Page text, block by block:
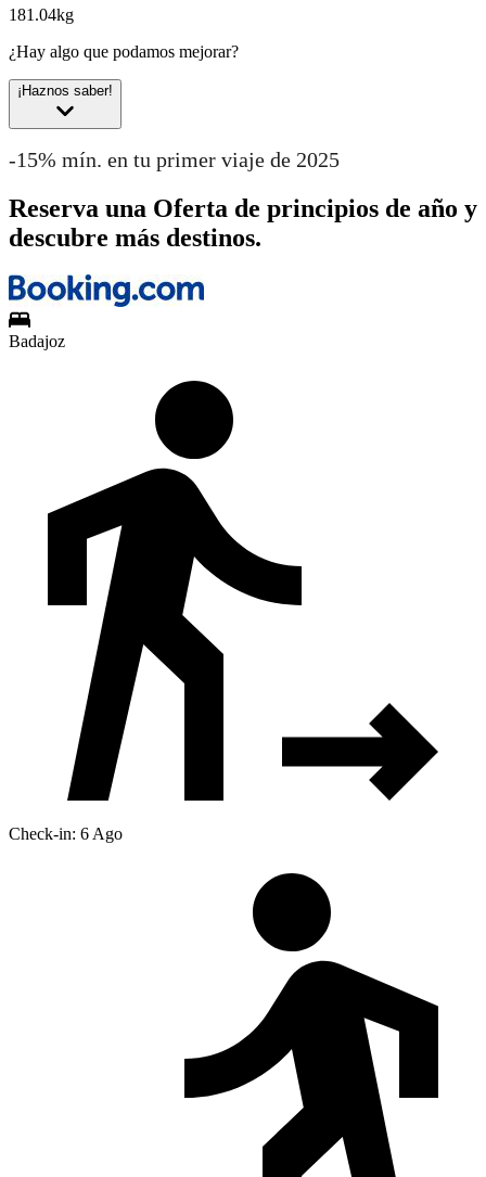
181.04kg
¿Hay algo que podamos mejorar?
¡Haznos saber!
-15% mín. en tu primer viaje de 2025
Reserva una Oferta de principios de año y
descubre más destinos.
Badajoz
Check-in: 6 Ago